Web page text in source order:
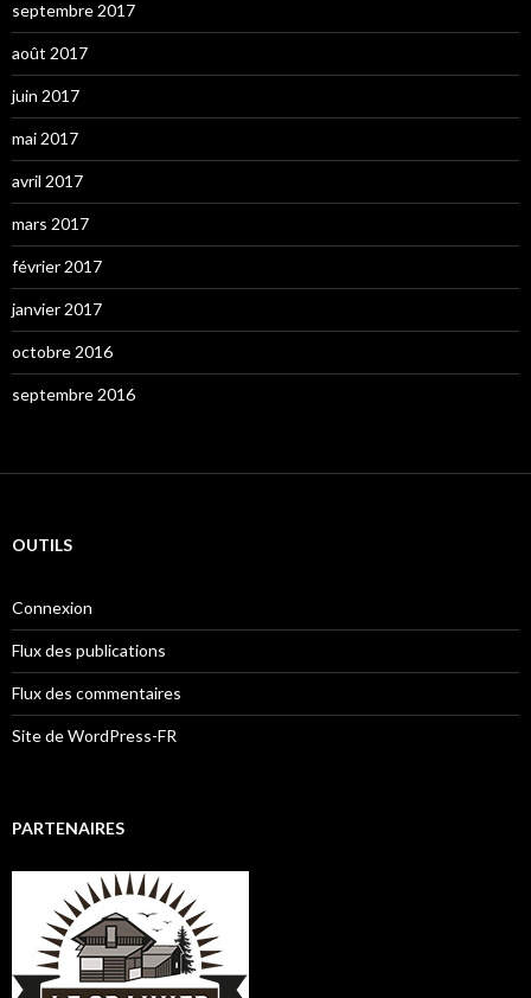
septembre 2017
août 2017
juin 2017
mai 2017
avril 2017
mars 2017
février 2017
janvier 2017
octobre 2016
septembre 2016
OUTILS
Connexion
Flux des publications
Flux des commentaires
Site de WordPress-FR
PARTENAIRES